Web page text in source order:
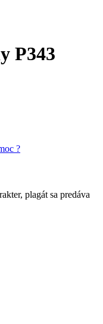
P343
?
plagát sa predáva